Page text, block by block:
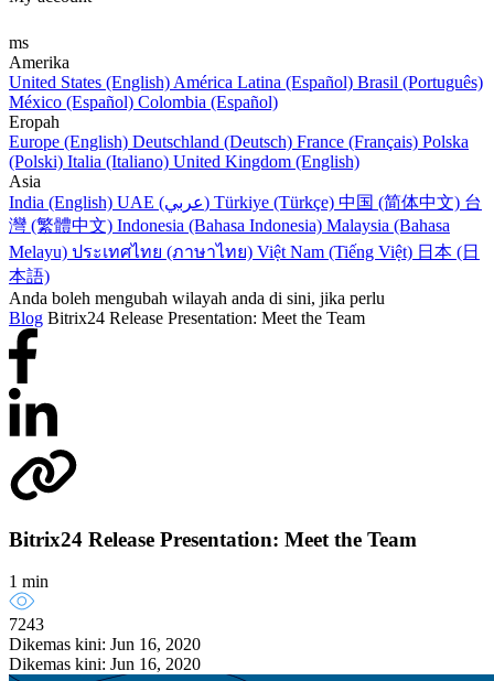
ms
Amerika
United States (English) América Latina (Español) Brasil (Português)
México (Español) Colombia (Español)
Eropah
Europe (English) Deutschland (Deutsch) France (Français) Polska
(Polski) Italia (Italiano) United Kingdom (English)
Asia
India (English)
UAE (عربي) Türkiye (Türkçe) 中国 (简体中文) 台
灣 (繁體中文) Indonesia (Bahasa Indonesia) Malaysia (Bahasa
Melayu) ประเทศไทย (ภาษาไทย) Việt Nam (Tiếng Việt) 日本 (日
本語)
Anda boleh mengubah wilayah anda di sini, jika perlu
Blog Bitrix24 Release Presentation: Meet the Team
Bitrix24 Release Presentation: Meet the Team
1 min
7243
Dikemas kini: Jun 16, 2020
Dikemas kini: Jun 16, 2020